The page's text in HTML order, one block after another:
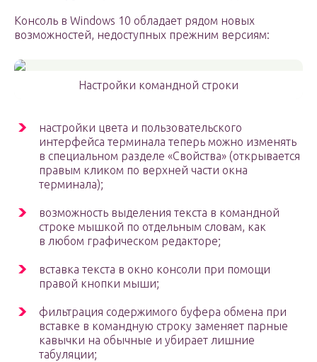
Консоль в Windows 10 обладает рядом новых
возможностей, недоступных прежним версиям:
Настройки командной строки
настройки цвета и пользовательского
интерфейса терминала теперь можно изменять
в специальном разделе «Свойства» (открывается
правым кликом по верхней части окна
терминала);
возможность выделения текста в командной
строке мышкой по отдельным словам, как
в любом графическом редакторе;
вставка текста в окно консоли при помощи
правой кнопки мыши;
фильтрация содержимого буфера обмена при
вставке в командную строку заменяет парные
кавычки на обычные и убирает лишние
табуляции;